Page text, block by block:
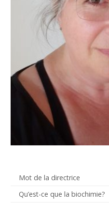
Mot de la directrice
Qu’est-ce que la biochimie?